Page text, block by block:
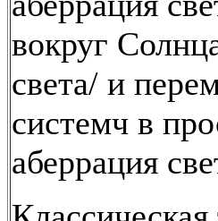
вокруг
света/ и
системч в
аберрация